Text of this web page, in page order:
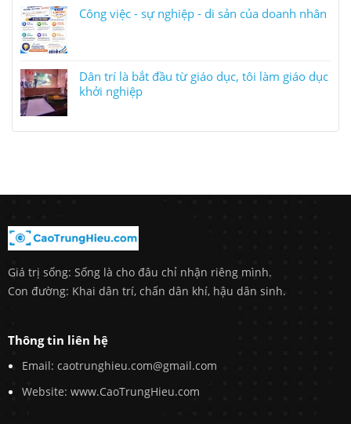
Công việc - sự nghiệp - di sản của doanh nhân
Dân trí là bắt đầu từ giáo dục, tôi làm giáo dục
khởi nghiệp
Giá trị sống: Sống là cho đâu chỉ nhận riêng mình.
Con đường: Khai dân trí, chấn dân khí, hậu dân sinh.
Thông tin liên hệ
Email: caotrunghieu.com@gmail.com
Website: www.CaoTrungHieu.com